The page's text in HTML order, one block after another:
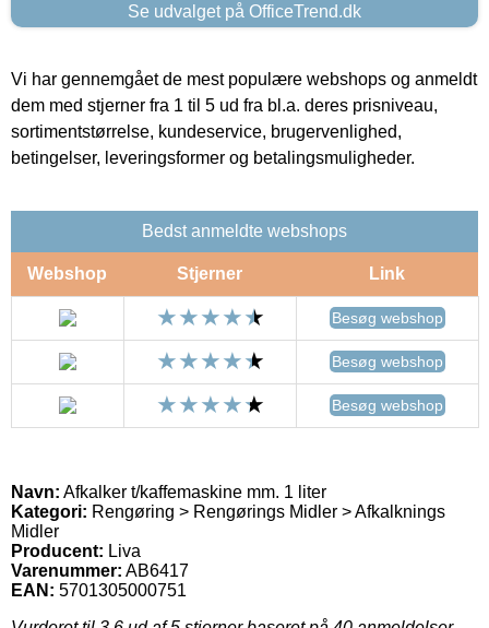
Se udvalget på OfficeTrend.dk
Vi har gennemgået de mest populære webshops og anmeldt
dem med stjerner fra 1 til 5 ud fra bl.a. deres prisniveau,
sortimentstørrelse, kundeservice, brugervenlighed,
betingelser, leveringsformer og betalingsmuligheder.
Bedst anmeldte webshops
Webshop Stjerner Link
Besøg webshop
Besøg webshop
Besøg webshop
Navn: Afkalker t/kaffemaskine mm. 1 liter
Kategori: Rengøring > Rengørings Midler > Afkalknings
Midler
Producent: Liva
Varenummer: AB6417
EAN: 5701305000751